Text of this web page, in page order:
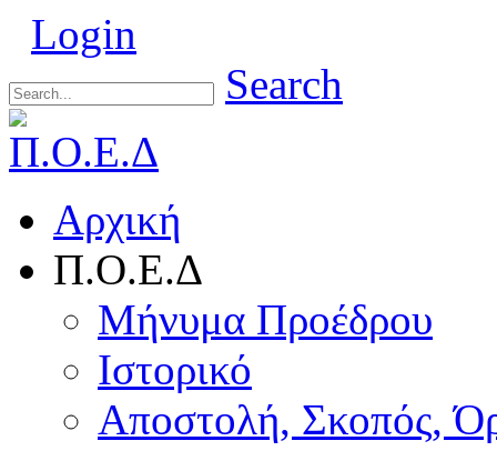
Login
Search
Αρχική
Π.Ο.Ε.Δ
Μήνυμα Προέδρου
Ιστορικό
Αποστολή, Σκοπός,